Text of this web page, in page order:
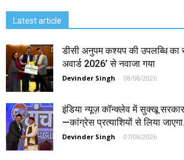
Latest article
डीसी अनुपम कश्यप की उपलब्धि का
अवार्ड 2026’ से नवाजा गया
Devinder Singh - 08/08/2026
इंडिया न्यूज़ कॉन्क्लेव में सुक्खू
—कांग्रेस प्रत्याशियों से लिया
Devinder Singh - 07/08/2026